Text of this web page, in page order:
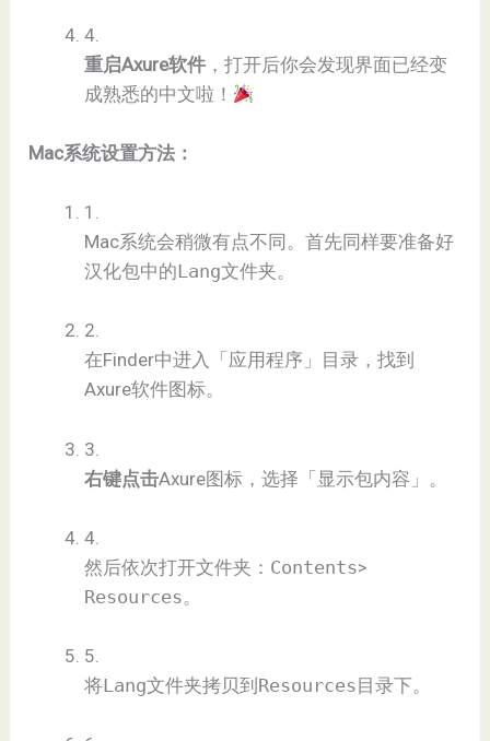
4.
​重启Axure软件​ ​，打开后你会发现界面已经变
成熟悉的中文啦！
​Mac系统设置方法：​
1.
Mac系统会稍微有点不同。首先同样要准备好
汉化包中的Lang文件夹。
2.
在Finder中进入「应用程序」目录，找到
Axure软件图标。
3.
​右键点击​​Axure图标，选择「显示包内容」。
4.
然后依次打开文件夹： Contents>
Resources。
5.
将Lang文件夹拷贝到Resources目录下。